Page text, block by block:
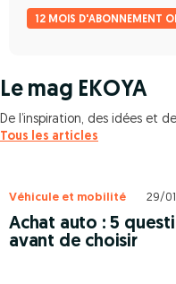
12 MOIS D'ABONNEMENT
Le mag EKOYA
De l’inspiration, des idées et
Tous les articles
Véhicule et mobilité 29/
Achat auto : 5
avant de choisir